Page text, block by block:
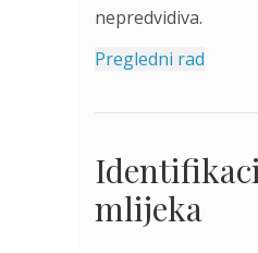
nepredvidiva.
Pregledni rad
mlijeka